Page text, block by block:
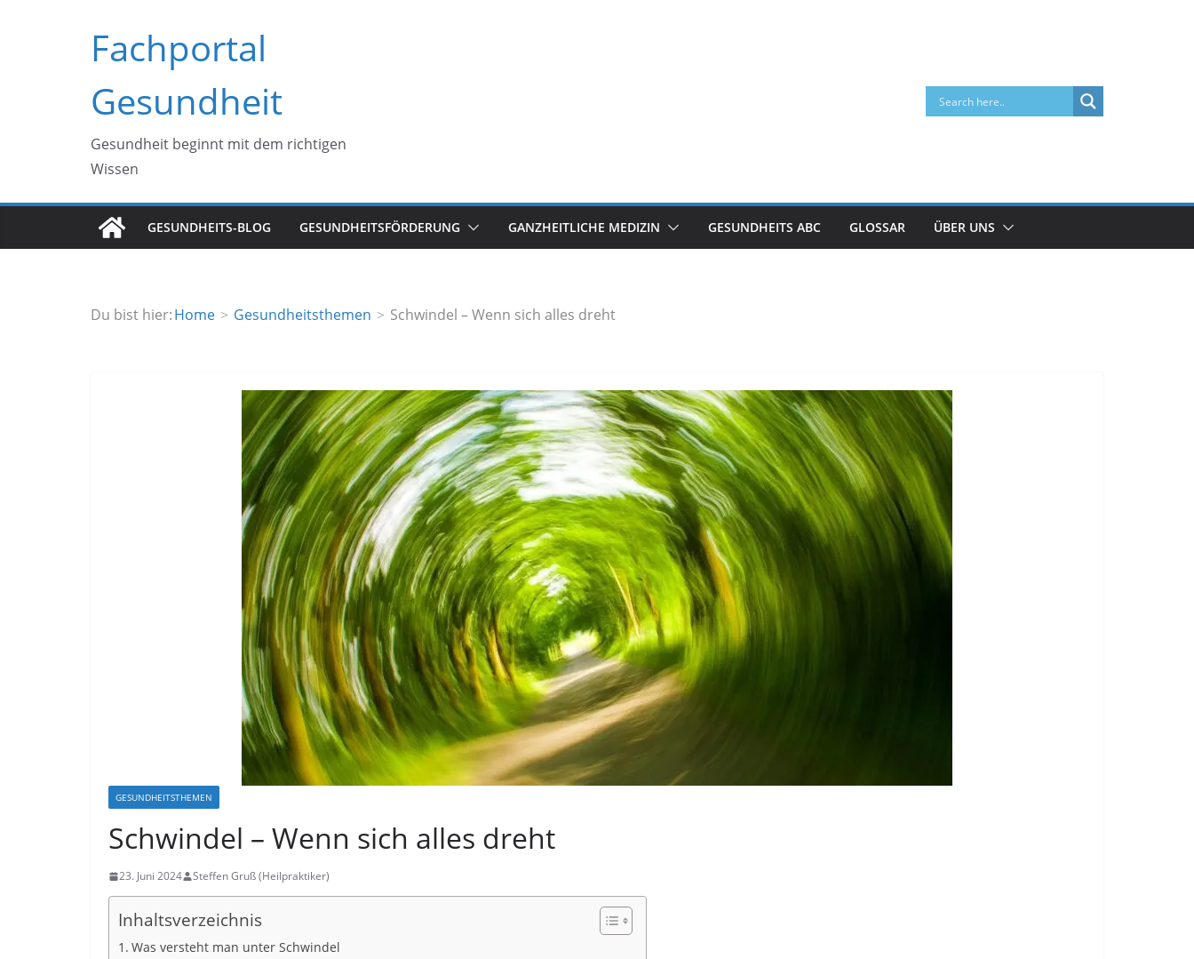
Fachportal
Gesundheit
Gesundheit beginnt mit dem richtigen
Wissen
GESUNDHEITS-BLOG GESUNDHEITSFÖRDERUNG GANZHEITLICHE MEDIZIN GESUNDHEITS ABC GLOSSAR ÜBER UNS
Du bist hier:Home Gesundheitsthemen Schwindel – Wenn sich alles dreht
GESUNDHEITSTHEMEN
Schwindel – Wenn sich alles dreht
23. Juni 2024 Steffen Gruß (Heilpraktiker)
Inhaltsverzeichnis
Was versteht man unter Schwindel